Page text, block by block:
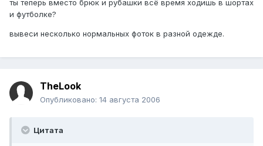
ты теперь вместо брюк и рубашки всё время ходишь в шортах
и футболке?
вывеси несколько нормальных фоток в разной одежде.
TheLook
Опубликовано: 14 августа 2006
Цитата